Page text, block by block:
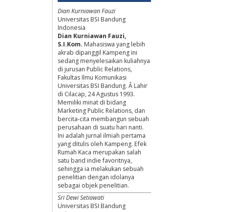
Dian Kurniawan Fauzi
Universitas BSI Bandung
Indonesia
Dian Kurniawan Fauzi,
S.I.Kom. Mahasiswa yang lebih
akrab dipanggil Kampeng ini
sedang menyelesaikan kuliahnya
di jurusan Public Relations,
Fakultas Ilmu Komunikasi
Universitas BSI Bandung. Â Lahir
di Cilacap, 24 Agustus 1993.
Memiliki minat di bidang
Marketing Public Relations, dan
bercita-cita membangun sebuah
perusahaan di suatu hari nanti.
Ini adalah jurnal ilmiah pertama
yang ditulis oleh Kampeng. Efek
Rumah Kaca merupakan salah
satu band indie favoritnya,
sehingga ia melakukan sebuah
penelitian dengan idolanya
sebagai objek penelitian.
Sri Dewi Setiawati
Universitas BSI Bandung